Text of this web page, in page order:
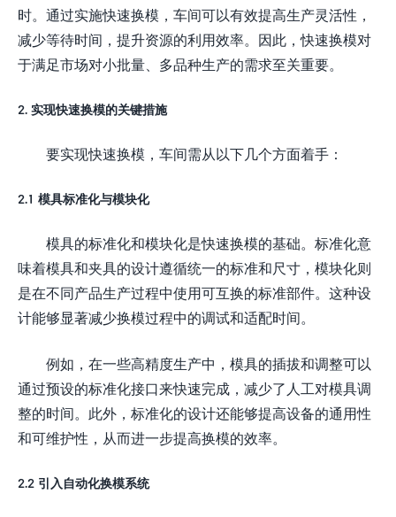
时。通过实施快速换模，车间可以有效提高生产灵活性，
减少等待时间，提升资源的利用效率。因此，快速换模对
于满足市场对小批量、多品种生产的需求至关重要。
2. 实现快速换模的关键措施
要实现快速换模，车间需从以下几个方面着手：
2.1 模具标准化与模块化
模具的标准化和模块化是快速换模的基础。标准化意
味着模具和夹具的设计遵循统一的标准和尺寸，模块化则
是在不同产品生产过程中使用可互换的标准部件。这种设
计能够显著减少换模过程中的调试和适配时间。
例如，在一些高精度生产中，模具的插拔和调整可以
通过预设的标准化接口来快速完成，减少了人工对模具调
整的时间。此外，标准化的设计还能够提高设备的通用性
和可维护性，从而进一步提高换模的效率。
2.2 引入自动化换模系统